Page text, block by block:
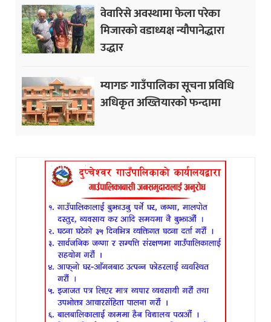
वेवारिसे अवस्थामा फेला परेका
मिजारको वडाध्यक्ष न्यौपानेद्धारा
उद्धार
म्यागङ गाउँपालिका सूचना प्रविधि
अधिकृत अख्तियारको फन्दामा